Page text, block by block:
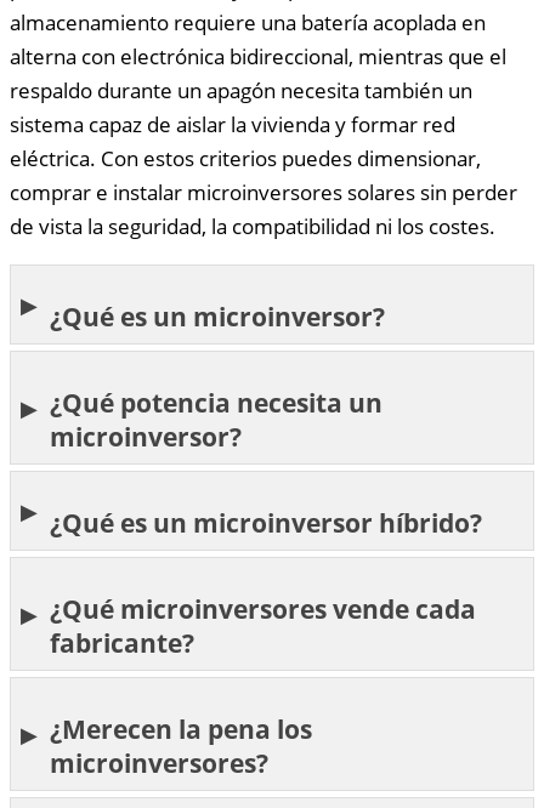
almacenamiento requiere una batería acoplada en
alterna con electrónica bidireccional, mientras que el
respaldo durante un apagón necesita también un
sistema capaz de aislar la vivienda y formar red
eléctrica. Con estos criterios puedes dimensionar,
comprar e instalar microinversores solares sin perder
de vista la seguridad, la compatibilidad ni los costes.
¿Qué es un microinversor?
¿Qué potencia necesita un
microinversor?
¿Qué es un microinversor híbrido?
¿Qué microinversores vende cada
fabricante?
¿Merecen la pena los
microinversores?